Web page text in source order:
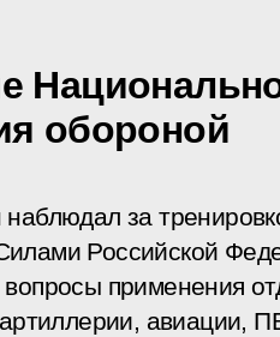
обороной
за
Российской
применения
авиации,